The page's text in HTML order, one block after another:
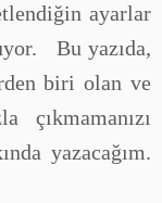
ayarlar
Bu yazıda,
biri olan ve
çıkmamanızı
yazacağım.